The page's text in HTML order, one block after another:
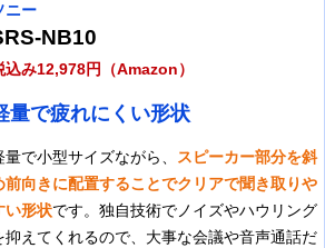
奥行183mm
幅220×高さ66×
奥行208mm
175g
ニー
NB10
込み12,978円（Amazon）
量で疲れにくい形状
量で小型サイズながら、
スピーカー部分を斜
前向きに配置することでクリアで聞き取りや
い形状です。独自技術でノイズやハウリング
抑えてくれるので、大事な会議や音声通話だ